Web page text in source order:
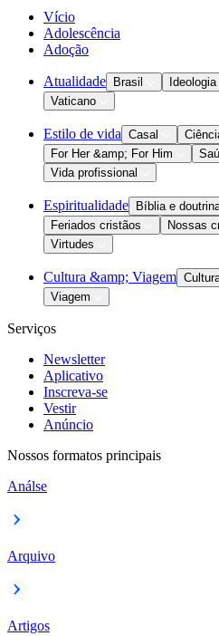
Vício
Adolescência
Adoção
Atualidade Brasil Ideologia
Vaticano
Estilo de vida Casal
For Her &amp; For Him
Vida profissional
Espiritualidade Bíblia e
Feriados cristãos
Nossas
Virtudes
Cultura &amp; Viagem
Viagem
Serviços
Newsletter
Aplicativo
Inscreva-se
Vestir
Anúncio
Nossos formatos principais
Análse
Arquivo
Artigos